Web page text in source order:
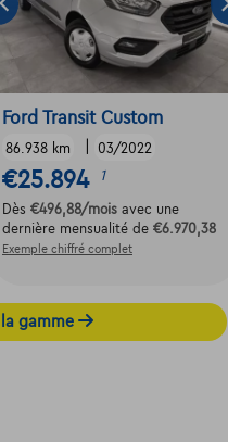
Ford Transit Custom
86.938 km 03/2022
€25.894 1
Dès €496,88/mois avec une
dernière mensualité de €6.970,38
Exemple chiffré complet
gamme